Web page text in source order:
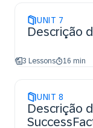
UNIT 7
Descrição
3 Lessons 16 min
UNIT 8
Descrição